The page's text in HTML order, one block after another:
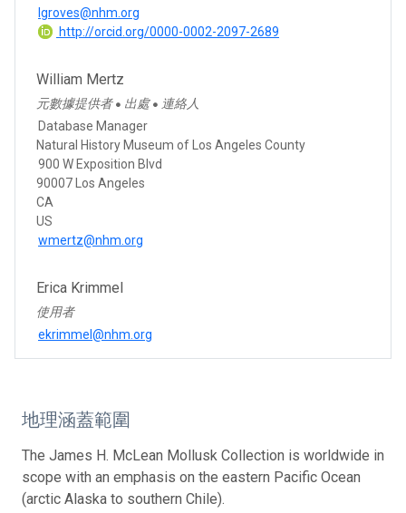
lgroves@nhm.org
http://orcid.org/0000-0002-2097-2689
William Mertz
元數據提供者 ● 出處 ● 連絡人
Database Manager
Natural History Museum of Los Angeles County
900 W Exposition Blvd
90007 Los Angeles
CA
US
wmertz@nhm.org
Erica Krimmel
使用者
ekrimmel@nhm.org
地理涵蓋範圍
The James H. McLean Mollusk Collection is worldwide in
scope with an emphasis on the eastern Pacific Ocean
(arctic Alaska to southern Chile).